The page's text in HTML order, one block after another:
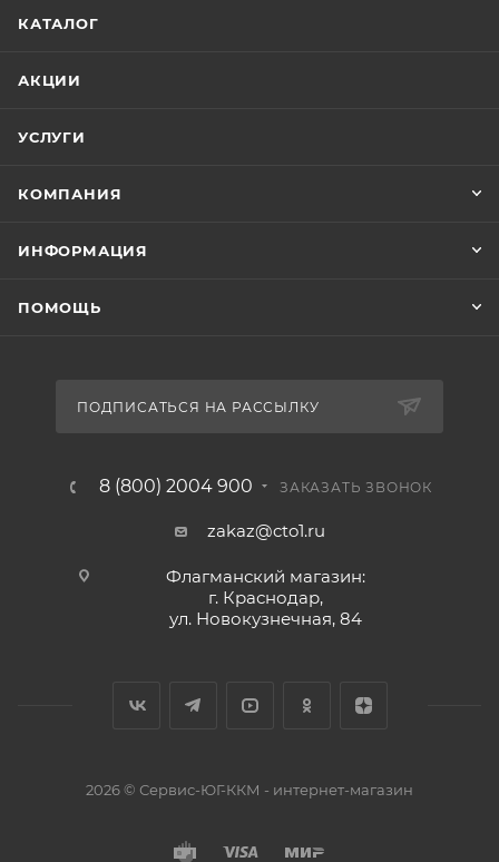
КАТАЛОГ
АКЦИИ
УСЛУГИ
КОМПАНИЯ
ИНФОРМАЦИЯ
ПОМОЩЬ
ПОДПИСАТЬСЯ НА РАССЫЛКУ
8 (800) 2004 900 ЗАКАЗАТЬ ЗВОНОК
zakaz@cto1.ru
Флагманский магазин:
г. Краснодар,
ул. Новокузнечная, 84
2026 © Сервис-ЮГ-ККМ - интернет-магазин